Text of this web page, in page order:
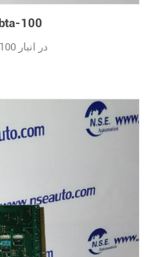
100
honeywell tp-dikbta-100 در انبار